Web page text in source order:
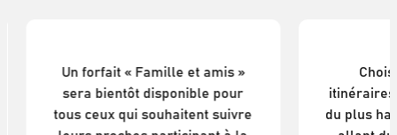
Un forfait « Famille et amis »
sera bientôt disponible pour
tous ceux qui souhaitent suivre
du plus